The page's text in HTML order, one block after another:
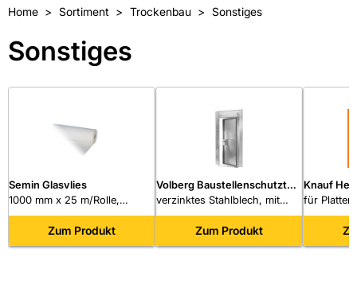
Starker Service
Videos
Kunden kauften auch
Home Sortiment Trockenbau Sonstiges
Sonstiges
Semin Glasvlies
1000 mm x 25 m/Rolle,
Flächengewicht 150 g/m²
Zum Produkt
Volberg Baustellenschutztür
Basic 180 OV RC2
verzinktes Stahlblech, mit
ABUS Profil-Halbzylinder und
3 SchlüsselZum Produkt
Knauf
für
mm